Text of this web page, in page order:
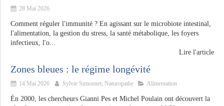
pouvez me téléphoner. Je me tiens à votre disposition pour
28 Mai 2026
Comment réguler l'immunité ? En agissant sur le microbiote intestinal,
l'alimentation, la gestion du stress, la santé métabolique, les foyers
infectieux, l'o...
Lire l'article
Zones bleues : le régime longévité
14 Mai 2026 Sylvie Simonnet, Naturopathe Alimentation
Én 2000, les chercheurs Gianni Pes et Michel Poulain ont découvert la